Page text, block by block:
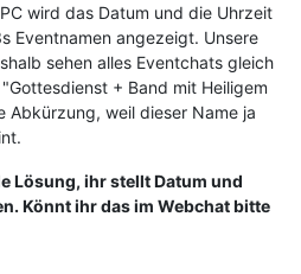
wird das Datum und die Uhrzeit
Eventnamen angezeigt. Unsere
sehen alles Eventchats gleich
+ Band mit Heiligem
Abkürzung, weil dieser Name ja
Lösung, ihr stellt Datum und
Könnt ihr das im Webchat bitte